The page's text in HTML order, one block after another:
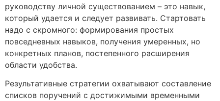
руководству личной существованием – это навык,
который удается и следует развивать. Стартовать
надо с скромного: формирования простых
повседневных навыков, получения умеренных, но
конкретных планов, постепенного расширения
области удобства.
Результативные стратегии охватывают составление
списков поручений с достижимыми временными